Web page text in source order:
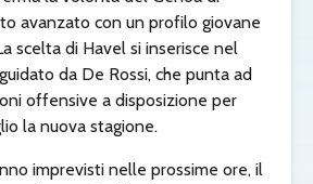
avanzato con un profilo giovane
scelta di Havel si inserisce nel
da De Rossi, che punta ad
offensive a disposizione per
la nuova stagione.
imprevisti nelle prossime ore, il